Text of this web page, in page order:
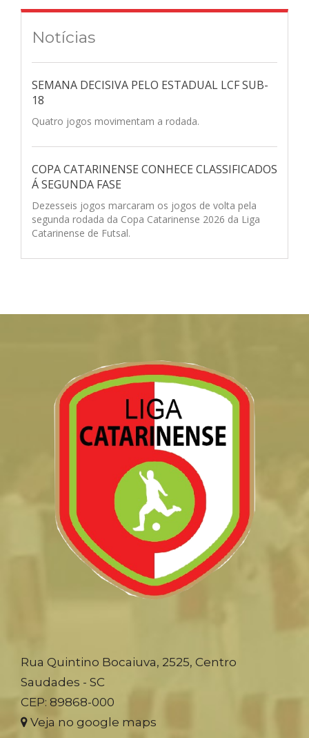
Notícias
SEMANA DECISIVA PELO ESTADUAL LCF SUB-
18
Quatro jogos movimentam a rodada.
COPA CATARINENSE CONHECE CLASSIFICADOS
Á SEGUNDA FASE
Dezesseis jogos marcaram os jogos de volta pela
segunda rodada da Copa Catarinense 2026 da Liga
Catarinense de Futsal.
Rua Quintino Bocaiuva, 2525, Centro
Saudades - SC
CEP: 89868-000
Veja no google maps